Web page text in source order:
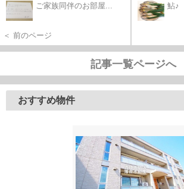
ご家族同伴のお部屋...
＜ 前のページ
鮎♪
記事一覧ページへ
おすすめ物件